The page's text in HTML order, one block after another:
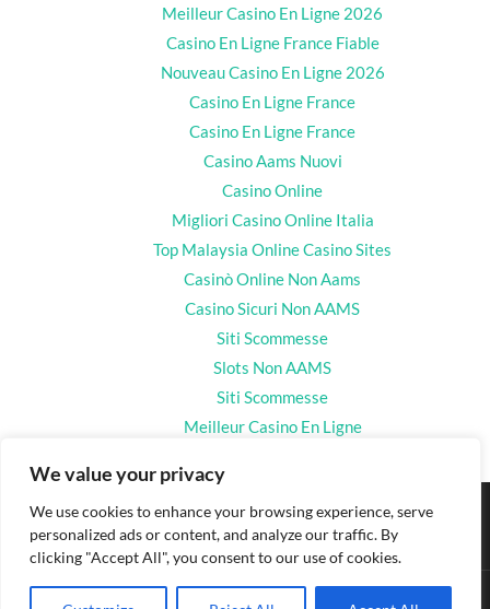
We value your privacy
We use cookies to enhance your browsing experience, serve
personalized ads or content, and analyze our traffic. By
clicking "Accept All", you consent to our use of cookies.
Meilleur Casino En Ligne 2026
Casino En Ligne France Fiable
Nouveau Casino En Ligne 2026
Casino En Ligne France
Casino En Ligne France
Casino Aams Nuovi
Casino Online
Migliori Casino Online Italia
Top Malaysia Online Casino Sites
Casinò Online Non Aams
Casino Sicuri Non AAMS
Siti Scommesse
Slots Non AAMS
Siti Scommesse
Meilleur Casino En Ligne